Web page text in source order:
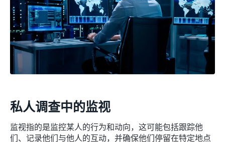
私人调查中的监视
监视指的是监控某人的行为和动向，这可能包括跟踪他
们、记录他们与他人的互动，并确保他们停留在特定地点